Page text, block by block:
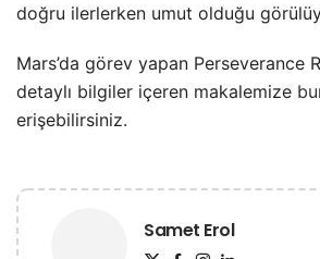
doğru ilerlerken umut olduğu
Mars’da görev yapan Perseverance
detaylı bilgiler içeren makalemize
erişebilirsiniz.
Samet Erol